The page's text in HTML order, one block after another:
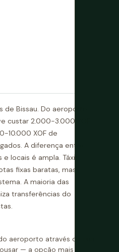
Bissau. Do aeroporto
custar 2.000-3.000 XOF;
10.000 XOF de
A diferença entre
locais é ampla. Táxis
fixas baratas, mas
A maioria das
transferências do
aeroporto através da sua
— a opção mais